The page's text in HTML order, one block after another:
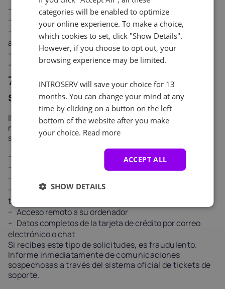
La dirección del remitente es de @INTROSERV.COM
Saludo personal utilizando su nombre registrado
No hay solicitudes de contraseñas o códigos de
autenticación
Enlaces sólo ahttps://INTROSERV.COM
Formato y ortografía profesionales
7.3 Lo que INTROSERV nunca
solicitará
INTROSERV nunca solicitará lo siguiente a través de
ningún canal (correo electrónico, chat, teléfono o
soporte):
Pagos a través de criptomoneda, tarjetas de regalo o
transferencias bancarias
Acceso remoto a su ordenador
Datos completos de la tarjeta de crédito por correo
electrónico o chat
Si recibes este tipo de solicitudes, es fraudulento.
Informe inmediatamente de comunicaciones
sospechosas a través del sistema oficial de tickets de
soporte.
categories will be enabled to optimize
your online experience. To make a choice,
which cookies to set, click "Show Details".
However, if you choose to opt out, your
browsing experience may be limited.
INTROSERV will save your choice for 13
months. You can change your mind at any
time by clicking on a button on the left
bottom of the website after you make
your choice. Read more
ACCEPT ALL
SHOW DETAILS